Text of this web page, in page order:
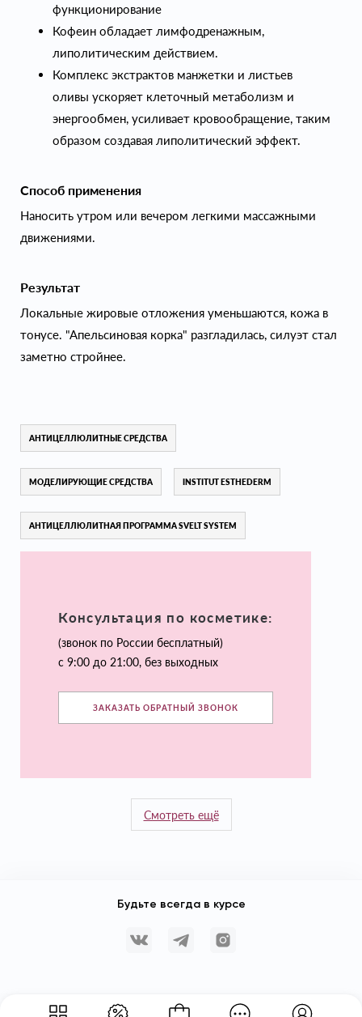
функционирование
Кофеин обладает лимфодренажным,
липолитическим действием.
Комплекс экстрактов манжетки и листьев
оливы ускоряет клеточный метаболизм и
энергообмен, усиливает кровообращение, таким
образом создавая липолитический эффект.
Способ применения
Наносить утром или вечером легкими массажными
движениями.
Результат
Локальные жировые отложения уменьшаются, кожа в
тонусе. "Апельсиновая корка" разгладилась, силуэт стал
заметно стройнее.
АНТИЦЕЛЛЮЛИТНЫЕ СРЕДСТВА
МОДЕЛИРУЮЩИЕ СРЕДСТВА INSTITUT ESTHEDERM
АНТИЦЕЛЛЮЛИТНАЯ ПРОГРАММА SVELT SYSTEM
Консультация по косметике:
(звонок по России бесплатный)
с 9:00 до 21:00, без выходных
ЗАКАЗАТЬ ОБРАТНЫЙ ЗВОНОК
Смотреть ещё
Будьте всегда в курсе